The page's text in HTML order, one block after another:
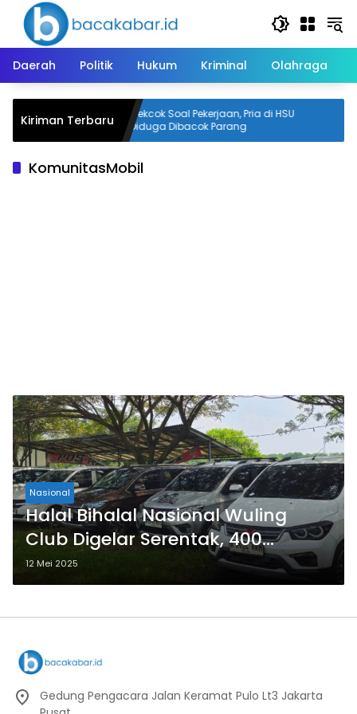
Langsung
konten
Daerah
Politik Hukum Kriminal Olahraga
Kiriman Terbaru
Cekcok Soal Pekerjaan, Pria di HSU
Diduga Dibacok Parang
KomunitasMobil
Nasional
Halal Bihalal Nasional Wuling
Club Digelar Serentak, 400
Peserta Rayakan di 29 Kota
12 Mei 2025
Gedung Pengacara Jalan Keramat Pulo Lt3 Jakarta